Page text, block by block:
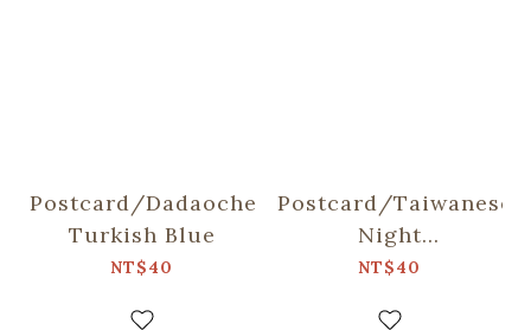
Postcard/Dadaocheng/Deep
Turkish Blue
NT$40
Postcard/Taiwanese
Night
Market/Black
NT$40